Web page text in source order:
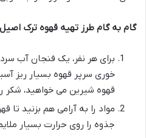
گام به گام طرز تهیه قهوه ترک
برای هر نفر، یک فنجان آب
خوری سرپر قهوه بسیار ریز
قهوه شیرین می خواهید، شکر
مواد را به آرامی هم بزنید
جذوه را روی حرارت بسیار